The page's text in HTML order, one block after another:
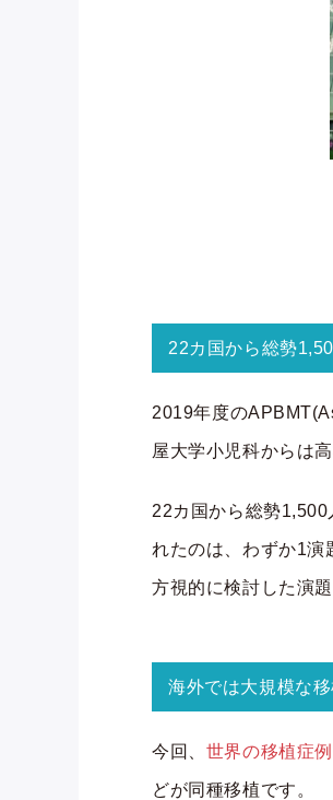
22カ国から総勢
2019年度の
屋大学小児科からは
22カ国から総勢
れたのは、わずか1演
方視的に検討した演
海外では大規模な
今回、 世界の移植症
どが同種移植です。